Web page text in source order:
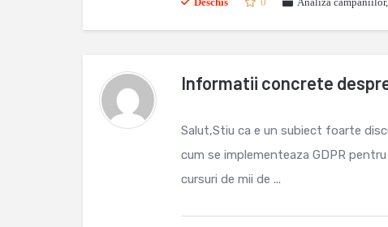
Informatii concrete despre
Salut,Stiu ca e un subiect foarte
cum se implementeaza GDPR
cursuri de mii de ...